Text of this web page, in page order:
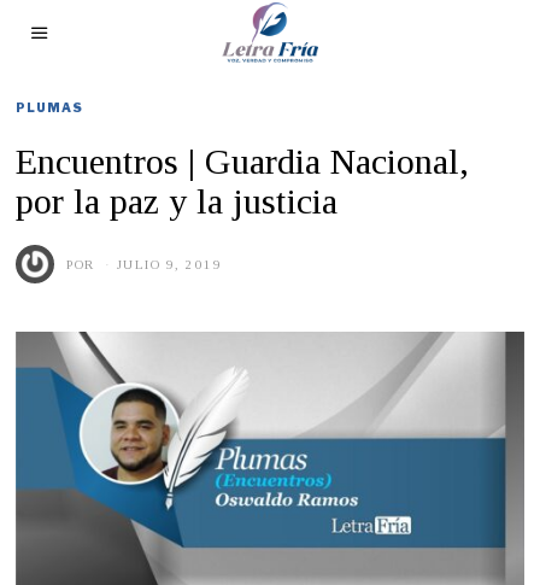
PLUMAS
Encuentros | Guardia Nacional,
por la paz y la justicia
POR JULIO 9, 2019
O
,
2
1
9